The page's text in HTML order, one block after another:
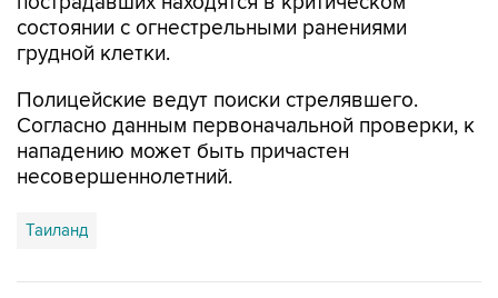
состоянии с огнестрельными ранениями
грудной клетки.
Полицейские ведут поиски стрелявшего.
Согласно данным первоначальной проверки, к
нападению может быть причастен
несовершеннолетний.
Таиланд